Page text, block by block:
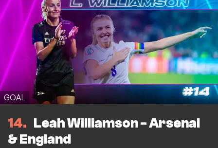
GOAL
14
Leah Williamson - Arsenal
& England